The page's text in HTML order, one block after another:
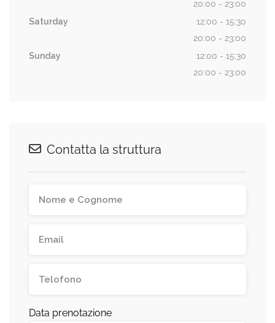
20:00 - 23:00
Saturday
12:00 - 15:30
20:00 - 23:00
Sunday
12:00 - 15:30
20:00 - 23:00
Contatta la struttura
Data prenotazione